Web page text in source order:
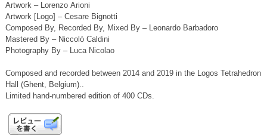
Artwork – Lorenzo Arioni
Artwork [Logo] – Cesare Bignotti
Composed By, Recorded By, Mixed By – Leonardo Barbadoro
Mastered By – Niccolò Caldini
Photography By – Luca Nicolao
Composed and recorded between 2014 and 2019 in the Logos Tetrahedron
Hall (Ghent, Belgium)..
Limited hand-numbered edition of 400 CDs.